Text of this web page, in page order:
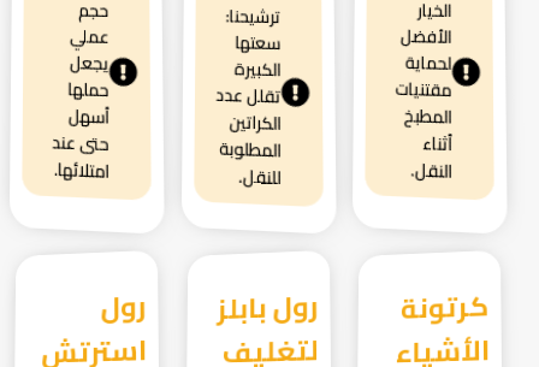
الخيار
الأفضل
لحماية
مقتنيات
المطبخ
أثناء
النقل.
ترشيحنا:
سعتها
الكبيرة
تقلل عدد
الكراتين
المطلوبة
للنقل.
حجم
عملي
يجعل
حملها
أسهل
حتى عند
امتلائها.
كرتونة
الأشياء رول بابلز
لتغليف رول
استرتش